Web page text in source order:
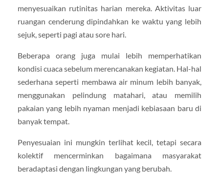
menyesuaikan rutinitas harian mereka. Aktivitas luar
ruangan cenderung dipindahkan ke waktu yang lebih
sejuk, seperti pagi atau sore hari.
Beberapa orang juga mulai lebih memperhatikan
kondisi cuaca sebelum merencanakan kegiatan. Hal-hal
sederhana seperti membawa air minum lebih banyak,
menggunakan pelindung matahari, atau memilih
pakaian yang lebih nyaman menjadi kebiasaan baru di
banyak tempat.
Penyesuaian ini mungkin terlihat kecil, tetapi secara
kolektif mencerminkan bagaimana masyarakat
beradaptasi dengan lingkungan yang berubah.